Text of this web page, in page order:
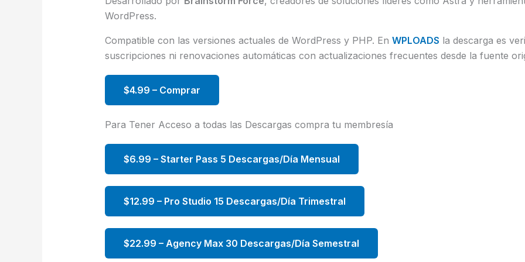
WordPress.
Compatible con las versiones actuales de WordPress y PHP. En WPLOADS la descarga es
suscripciones ni renovaciones automáticas con actualizaciones frecuentes desde la fuente
$4.99 – Comprar
Para Tener Acceso a todas las Descargas compra tu membresía
$6.99 – Starter Pass 5 Descargas/Día Mensual
$12.99 – Pro Studio 15 Descargas/Día Trimestral
$22.99 – Agency Max 30 Descargas/Día Semestral